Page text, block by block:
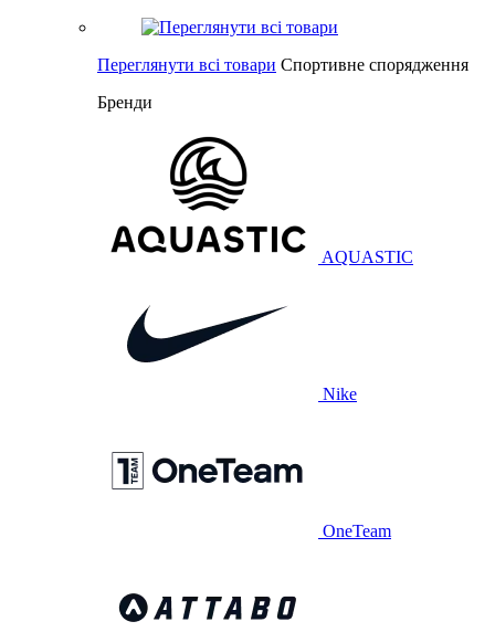
Переглянути всі товари Спортивне спорядження
Бренди
AQUASTIC
Nike
OneTeam